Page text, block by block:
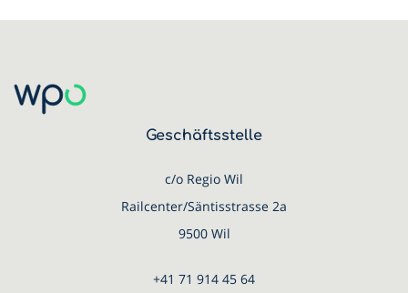
Geschäftsstelle
c/o Regio Wil
Railcenter/Säntisstrasse 2a
9500 Wil
+41 71 914 45 64